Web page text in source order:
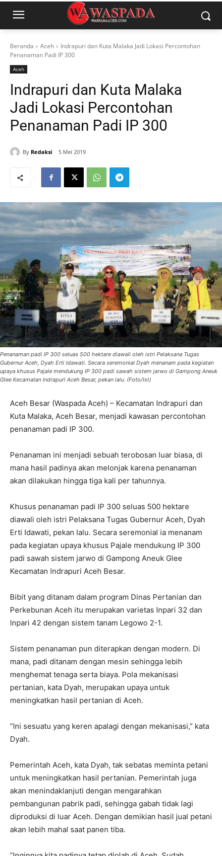
Beranda Aceh
Indrapuri dan Kuta Malaka Jadi Lokasi Percontohan
Penanaman Padi IP 300
Aceh
Indrapuri dan Kuta Malaka
Jadi Lokasi Percontohan
Penanaman Padi IP 300
By Redaksi 5 Mei 2019
Penanaman padi IP 300 seluas 500 hektare diawali oleh istri Pelaksana Tugas
Gubernur Aceh, Dyah Erti Idawati. Secara seremonial Dyah menanam pada kegiatan
upaya khusus Pajale mendukung IP 300 padi sawah sistem jarwo di Gampong Aneuk
Glee Kecamatan Indrapuri Aceh Besar, pekan lalu. (Foto/Ist)
Aceh Besar (Waspada Aceh) – Kecamatan Indrapuri dan
Kuta Malaka, Aceh Besar, menjadi kawasan percontohan
penanaman padi IP 300.
Penanaman ini menjadi sebuah terobosan luar biasa, di
mana hasil padinya akan melonjak karena penanaman
akan dilakukan hingga tiga kali per tahunnya.
Khusus penanaman padi IP 300 seluas 500 hektare
diawali oleh istri Pelaksana Tugas Gubernur Aceh, Dyah
Erti Idawati, pekan lalu. Secara seremonial ia menanam
pada kegiatan upaya khusus Pajale mendukung IP 300
padi sawah sistem jarwo di Gampong Aneuk Glee
Kecamatan Indrapuri Aceh Besar.
Bibit yang ditanam dalam program Dinas Pertanian dan
Perkebunan Aceh itu merupakan varietas Inpari 32 dan
Inpari 42 dengan sistem tanam Legowo 2-1.
Sistem penanaman pun diterapkan dengan modern. Di
mana, padi ditanam dengan mesin sehingga lebih
menghemat tenaga serta biaya. Pola mekanisasi
pertanian, kata Dyah, merupakan upaya untuk
meningkatkan hasil pertanian di Aceh.
“Ini sesuatu yang keren apalagi dengan mekanisasi,” kata
Dyah.
Pemerintah Aceh, kata Dyah, tak sebatas meminta petani
untuk meningkatkan hasil pertanian. Pemerintah juga
akan menindaklanjuti dengan mengarahkan
pembangunan pabrik padi, sehingga gabah tidak lagi
diproduksi di luar Aceh. Dengan demikian hasil jual petani
akan lebih mahal saat panen tiba.